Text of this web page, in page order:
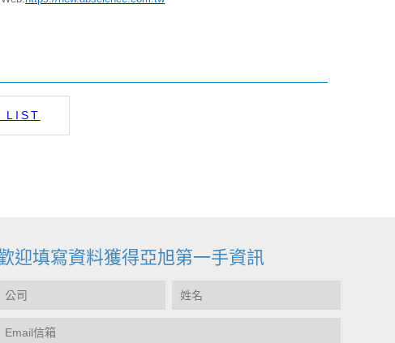
LIST
迎填寫資料獲得亞旭第一手資訊